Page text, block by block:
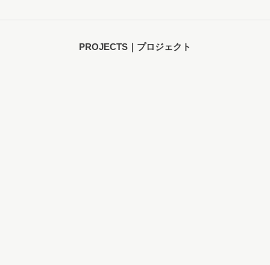
PROJECTS｜プロジェクト